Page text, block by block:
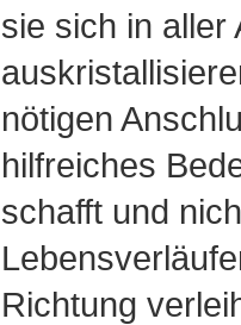
sie sich in aller
nötigen
hilfreiches
schafft und
Richtung